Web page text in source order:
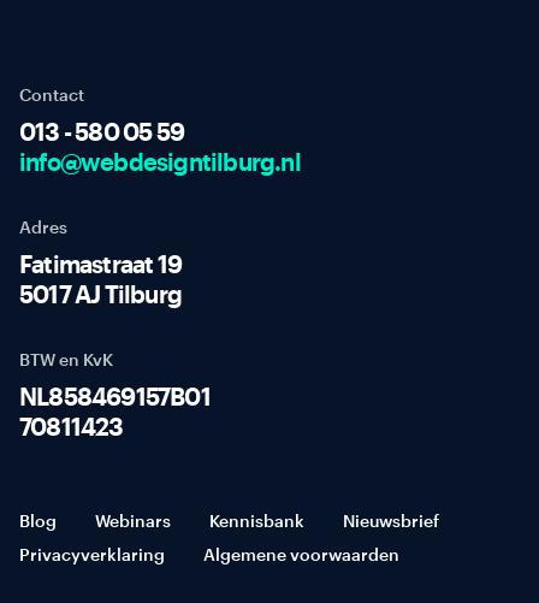
Contact
013 - 580 05 59
info@webdesigntilburg.nl
Adres
Fatimastraat 19
5017 AJ Tilburg
BTW en KvK
NL858469157B01
70811423
Blog Webinars Kennisbank
Nieuwsbrief
Privacyverklaring
Algemene voorwaarden